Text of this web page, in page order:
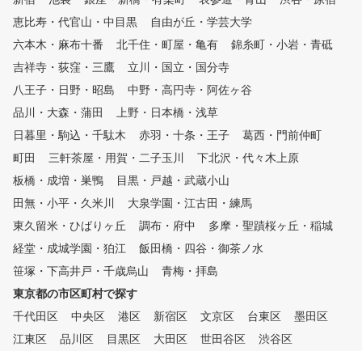
代償動作を防ぎケガを予防しま
す。 ※現在左利き打席のご用
で、その旨ご承知おきください
。
題が「見える化」されま
た、毎回自動的に2方向か
生や一時停止などで自分
ームを客観的かつ詳細に
ることができます。 ②シミュ
レーターを活用した専属
により「見える化」され
専属プロがレッスンをお
ます。会員様に目標をお
、シミュレーターの映像
データを確認しながら、
にわかりやすくレッスン
。会員様一人一人のレッ
けます。 ③レッスン受け放題
、レンジ使い放題のサブ
デル 外部資格を有する専
恵比寿・代官山・中目黒
自由が丘・学芸大学
六本木・麻布十番
北千住・町屋・亀有
錦糸町・小岩・青砥
吉祥寺・荻窪・三鷹
立川・国立・国分寺
八王子・日野・昭島
中野・高円寺・阿佐ヶ谷
品川・大森・蒲田
上野・日本橋・浅草
日暮里・駒込・千駄木
赤羽・十条・王子
葛西・門前仲町
町田
三軒茶屋・用賀・二子玉川
下北沢・代々木上原
板橋・成増・巣鴨
目黒・戸越・武蔵小山
田無・小平・久米川
大泉学園・江古田・練馬
東久留米・ひばりヶ丘
調布・府中
多摩・聖蹟桜ヶ丘・稲城
経堂・成城学園・狛江
飯田橋・四谷・御茶ノ水
笹塚・下高井戸・千歳烏山
青梅・拝島
東京都の市区町村で探す
千代田区
中央区 港区 新宿区 文京区 台東区
墨田区
江東区
品川区 目黒区 大田区 世田谷区
渋谷区